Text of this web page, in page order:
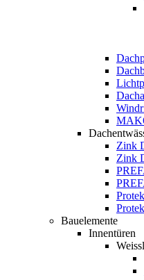
Zink
Zink
Bauelemente
Innentüren